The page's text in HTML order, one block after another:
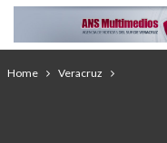
Home Veracruz